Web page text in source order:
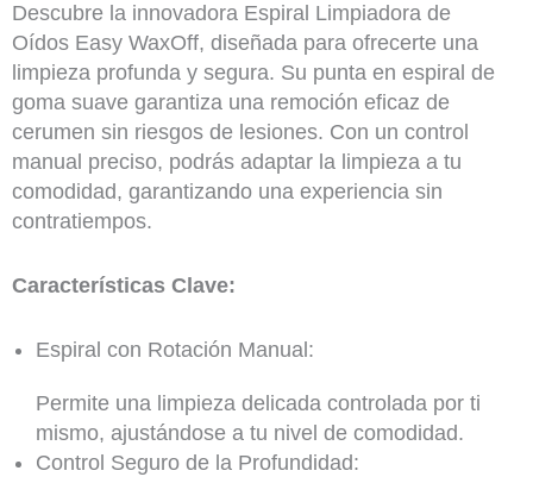
Descubre la innovadora Espiral Limpiadora de
Oídos Easy WaxOff, diseñada para ofrecerte una
limpieza profunda y segura. Su punta en espiral de
goma suave garantiza una remoción eficaz de
cerumen sin riesgos de lesiones. Con un control
manual preciso, podrás adaptar la limpieza a tu
comodidad, garantizando una experiencia sin
contratiempos.
Características Clave:
Espiral con Rotación Manual:
Permite una limpieza delicada controlada por ti
mismo, ajustándose a tu nivel de comodidad.
Control Seguro de la Profundidad: